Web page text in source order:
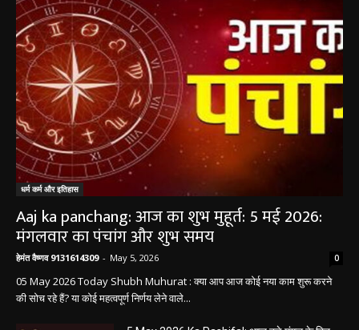
धर्म कर्म और इतिहास
Aaj ka panchang: आज का शुभ मुहूर्त: 5 मई 2026:
मंगलवार का पंचांग और शुभ समय
हेमंत वैष्णव 9131614309 May 5, 2026 0
05 May 2026 Today Shubh Muhurat : क्या आप आज कोई नया काम शुरू करने
की सोच रहे हैं? या कोई महत्वपूर्ण निर्णय लेने वाले...